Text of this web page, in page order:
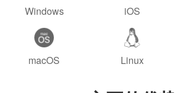
Windows iOS
macOS Linux